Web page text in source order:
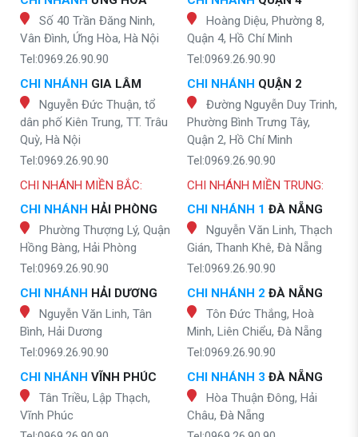
Số 40 Trần Đăng Ninh,
Vân Đình, Ứng Hòa, Hà Nội
Tel:0969.26.90.90
CHI NHÁNH GIA LÂM
Nguyễn Đức Thuận, tổ
dân phố Kiên Trung, TT. Trâu
Quỳ, Hà Nội
Tel:0969.26.90.90
Hoàng Diệu, Phường 8,
Quận 4, Hồ Chí Minh
Tel:0969.26.90.90
CHI NHÁNH QUẬN 2
Đường Nguyễn Duy Trinh,
Phường Bình Trưng Tây,
Quận 2, Hồ Chí Minh
Tel:0969.26.90.90
CHI NHÁNH MIỀN BẮC:
CHI NHÁNH HẢI PHÒNG
Phường Thượng Lý, Quận
Hồng Bàng, Hải Phòng
Tel:0969.26.90.90
CHI NHÁNH HẢI DƯƠNG
Nguyễn Văn Linh, Tân
Bình, Hải Dương
Tel:0969.26.90.90
CHI NHÁNH VĨNH PHÚC
Tân Triều, Lập Thạch,
Vĩnh Phúc
CHI NHÁNH MIỀN TRUNG:
CHI NHÁNH 1 ĐÀ NẴNG
Nguyễn Văn Linh, Thạch
Gián, Thanh Khê, Đà Nẵng
Tel:0969.26.90.90
CHI NHÁNH 2 ĐÀ NẴNG
Tôn Đức Thắng, Hoà
Minh, Liên Chiểu, Đà Nẵng
Tel:0969.26.90.90
CHI NHÁNH 3 ĐÀ NẴNG
Hòa Thuận Đông, Hải
Châu, Đà Nẵng